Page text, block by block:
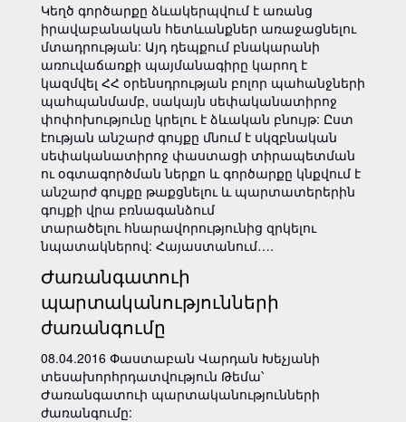
Կեղծ գործարքը ձևակերպվում է առանց
իրավաբանական հետևանքներ առաջացնելու
մտադրության: Այդ դեպքում բնակարանի
առուվաճառքի պայմանագիրը կարող է
կազմվել ՀՀ օրենսդրության բոլոր պահանջների
պահպանմամբ, սակայն սեփականատիրոջ
փոփոխությունը կրելու է ձևական բնույթ: Ըստ
էության անշարժ գույքը մնում է սկզբնական
սեփականատիրոջ փաստացի տիրապետման
ու օգտագործման ներքո և գործարքը կնքվում է
անշարժ գույքը թաքցնելու և պարտատերերին
գույքի վրա բռնագանձում
տարածելու հնարավորությունից զրկելու
նպատակներով: Հայաստանում….
Ժառանգատուի
պարտականությունների
ժառանգումը
08.04.2016 Փաստաբան Վարդան Խեչյանի
տեսախորհրդատվություն Թեմա՝
Ժառանգատուի պարտականությունների
ժառանգումը: